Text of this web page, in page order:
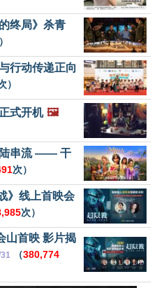
终局》杀青
行动传递正向
）
式开机 🖼️
陆串流 —— 干
次）
》线上首映会
次）
山首映 影片揭
（380,774